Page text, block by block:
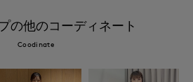
の他のコーディネート
Coodinate